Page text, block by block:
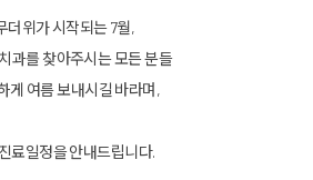
더위가 시작되는 7월,
과를 찾아주시는 모든 분들
게 여름 보내시길 바라며,
료일정을 안내드립니다.